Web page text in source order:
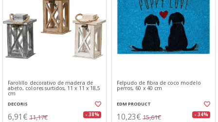
Farolillo decorativo de madera de
abeto, colores surtidos, 11 x 11 x 18,5
cm
DECORIS
6,91€ 11,17€ - 38%
Felpudo de fibra de coco modelo
perros, 60 x 40 cm
EDM PRODUCT
10,23€ 15,61€ - 34%